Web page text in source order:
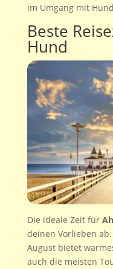
im Umgang mit
Beste
Hund
Die ideale Zeit für
deinen Vorlieben
August bietet
auch die meisten